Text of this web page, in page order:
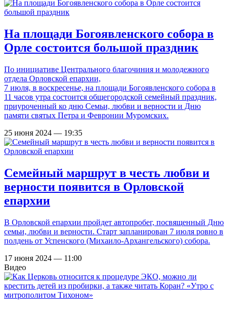
На площади Богоявленского собора в
Орле состоится большой праздник
По инициативе Центрального благочиния и молодежного
отдела Орловской епархии,
7 июля, в воскресенье, на площади Богоявленского собора в
11 часов утра состоится общегородской семейный праздник,
приуроченный ко дню Семьи, любви и верности и Дню
памяти святых Петра и Февронии Муромских.
25 июня 2024 — 19:35
Семейный маршрут в честь любви и
верности появится в Орловской
епархии
В Орловской епархии пройдет автопробег, посвященный Дню
семьи, любви и верности. Старт запланирован 7 июля ровно в
полдень от Успенского (Михаило-Архангельского) собора.
17 июня 2024 — 11:00
Видео